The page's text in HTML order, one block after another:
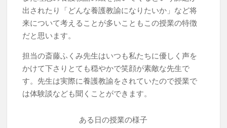
出されたり「どんな養護教諭になりたいか」など将
来について考えることが多いこともこの授業の特徴
だと思います。
担当の斎藤ふくみ先生はいつも私たちに優しく声を
かけて下さりとても穏やかで笑顔が素敵な先生で
す。先生は実際に養護教諭をされていたので授業で
は体験談なども聞くことができます。
ある日の授業の様子